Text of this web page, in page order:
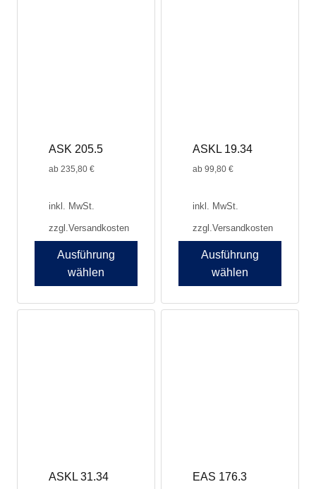
ASK 205.5
ab 235,80 €
inkl. MwSt.
zzgl.Versandkosten
Ausführung
wählen
ASKL 19.34
ab 99,80 €
inkl. MwSt.
zzgl.Versandkosten
Ausführung
wählen
ASKL 31.34 EAS 176.3